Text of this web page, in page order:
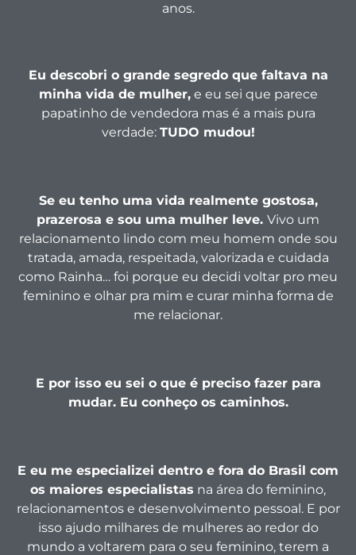
anos.
Eu descobri o grande segredo que faltava na
minha vida de mulher,e eu sei que parece
papatinho de vendedora mas é a mais pura
verdade: TUDO mudou!
Se eu tenho uma vida realmente gostosa,
prazerosa e sou uma mulher leve. Vivo um
relacionamento lindo com meu homem onde sou
tratada, amada, respeitada, valorizada e cuidada
como Rainha… foi porque eu decidi voltar pro meu
feminino e olhar pra mim e curar minha forma de
me relacionar.
E por isso eu sei o que é preciso fazer para
mudar. Eu conheço os caminhos.
E eu me especializei dentro e fora do Brasil com
os maiores especialistas na área do feminino,
relacionamentos e desenvolvimento pessoal. E por
isso ajudo milhares de mulheres ao redor do
mundo a voltarem para o seu feminino, terem a